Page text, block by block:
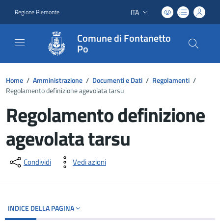
Regione Piemonte Lingua attiva:
ITA
Comune di Fontanetto
Po
Home / Amministrazione / Documenti e Dati / Regolamenti /
Regolamento definizione agevolata tarsu
Regolamento definizione
agevolata tarsu
Dettagli del documento
Condividi Vedi azioni
INDICE DELLA PAGINA